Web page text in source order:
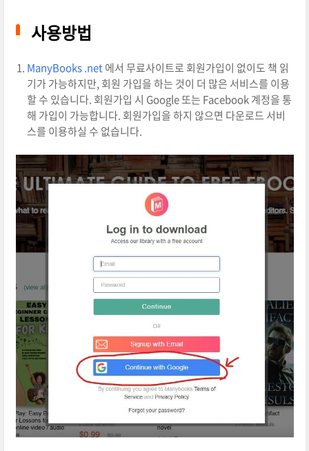
사용방법
ManyBooks .net에서 무료사이트로 회원가입이 없이도 책 읽
기가 가능하지만, 회원 가입을 하는 것이 더 많은 서비스를 이용
할 수 있습니다. 회원가입 시 Google 또는 Facebook 계정을 통
해 가입이 가능합니다. 회원가입을 하지 않으면 다운로드 서비
스를 이용하실 수 없습니다.